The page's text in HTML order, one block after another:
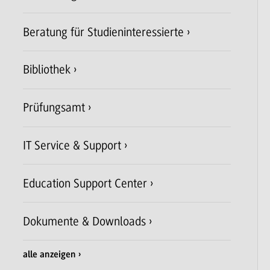
Beratung für Studieninteressierte
Bibliothek
Prüfungsamt
IT Service & Support
Education Support Center
Dokumente & Downloads
alle anzeigen